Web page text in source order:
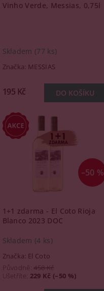
Vinho Verde, Messias, 0,75l
Skladem (77 ks)
Značka: MESSIAS
195 Kč
–50 %
1+1 zdarma - El Coto Rioja
Blanco 2023 DOC
Skladem (4 ks)
Značka: El Coto
Původně:458 Kč
Ušetříte: 229 Kč (–50 %)